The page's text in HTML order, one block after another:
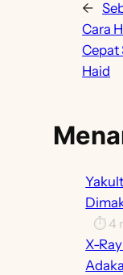
←
Cara
Cepat
Haid
⏱️ 4
X-